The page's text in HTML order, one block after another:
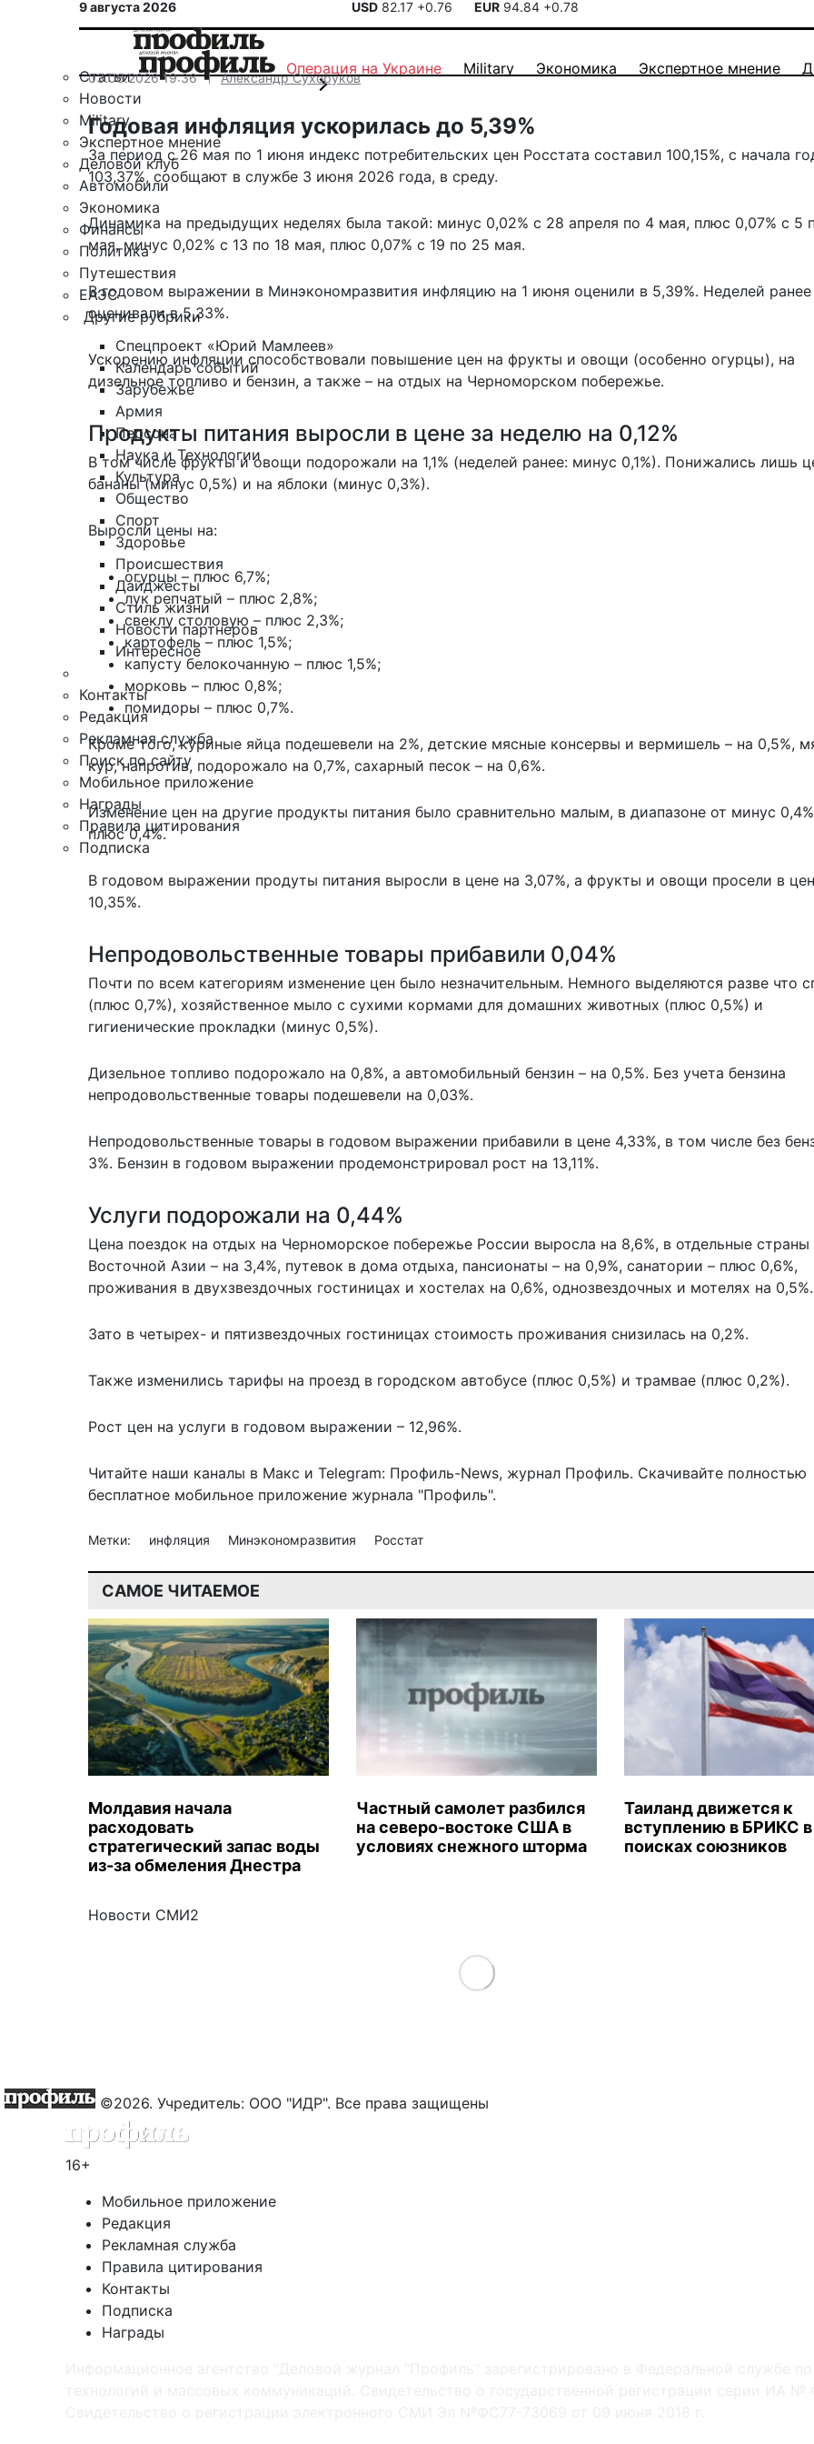
9 августа 2026 USD 82.17 +0.76 EUR 94.84 +0.78
Статьи
Новости
Military
Экспертное мнение
Деловой клуб
Автомобили
Экономика
Финансы
Политика
Путешествия
ЕАЭС
Другие рубрики
Спецпроект «Юрий Мамлеев»
Календарь событий
Зарубежье
Армия
Персона
Наука и Технологии
Культура
Общество
Спорт
Здоровье
Происшествия
Дайджесты
Стиль жизни
Новости партнеров
Интересное
Контакты
Редакция
Рекламная служба
Поиск по сайту
Мобильное приложение
Награды
Правила цитирования
Подписка
Операция на Украине Military Экономика Экспертное мнение
03.06.2026 19:36 Александр Сухоруков
Годовая инфляция ускорилась до 5,39%
За период с 26 мая по 1 июня индекс потребительских цен Росстата составил 100,15%, с начала
103,37%, сообщают в службе 3 июня 2026 года, в среду.
Динамика на предыдущих неделях была такой: минус 0,02% с 28 апреля по 4 мая, плюс 0,07% с 5
мая, минус 0,02% с 13 по 18 мая, плюс 0,07% с 19 по 25 мая.
В годовом выражении в Минэкономразвития инфляцию на 1 июня оценили в 5,39%. Неделей
оценивали в 5,33%.
Ускорению инфляции способствовали повышение цен на фрукты и овощи (особенно огурцы), на
дизельное топливо и бензин, а также – на отдых на Черноморском побережье.
Продукты питания выросли в цене за неделю на 0,12%
В том числе фрукты и овощи подорожали на 1,1% (неделей ранее: минус 0,1%). Понижались лишь
бананы (минус 0,5%) и на яблоки (минус 0,3%).
Выросли цены на:
огурцы – плюс 6,7%;
лук репчатый – плюс 2,8%;
свеклу столовую – плюс 2,3%;
картофель – плюс 1,5%;
капусту белокочанную – плюс 1,5%;
морковь – плюс 0,8%;
помидоры – плюс 0,7%.
Кроме того, куриные яйца подешевели на 2%, детские мясные консервы и вермишель – на 0,5%,
кур, напротив, подорожало на 0,7%, сахарный песок – на 0,6%.
Изменение цен на другие продукты питания было сравнительно малым, в диапазоне от минус
плюс 0,4%.
В годовом выражении продуты питания выросли в цене на 3,07%, а фрукты и овощи просели в
10,35%.
Непродовольственные товары прибавили 0,04%
Почти по всем категориям изменение цен было незначительным. Немного выделяются разве что
(плюс 0,7%), хозяйственное мыло с сухими кормами для домашних животных (плюс 0,5%) и
гигиенические прокладки (минус 0,5%).
Дизельное топливо подорожало на 0,8%, а автомобильный бензин – на 0,5%. Без учета бензина
непродовольственные товары подешевели на 0,03%.
Непродовольственные товары в годовом выражении прибавили в цене 4,33%, в том числе без
3%. Бензин в годовом выражении продемонстрировал рост на 13,11%.
Услуги подорожали на 0,44%
Цена поездок на отдых на Черноморское побережье России выросла на 8,6%, в отдельные
Восточной Азии – на 3,4%, путевок в дома отдыха, пансионаты – на 0,9%, санатории – плюс 0,6%,
проживания в двухзвездочных гостиницах и хостелах на 0,6%, однозвездочных и мотелях на 0,5%.
Зато в четырех- и пятизвездочных гостиницах стоимость проживания снизилась на 0,2%.
Также изменились тарифы на проезд в городском автобусе (плюс 0,5%) и трамвае (плюс 0,2%).
Рост цен на услуги в годовом выражении – 12,96%.
Читайте наши каналы в Макс и Telegram: Профиль-News, журнал Профиль. Скачивайте полностью
бесплатное мобильное приложение журнала "Профиль".
Метки: инфляция Минэкономразвития Росстат
САМОЕ ЧИТАЕМОЕ
Молдавия начала
расходовать
стратегический запас воды
из-за обмеления Днестра
Частный самолет разбился
на северо-востоке США в
условиях снежного шторма
Таиланд движется к
вступлению в БРИКС в
поисках союзников
Новости СМИ2
Load More
©2026. Учредитель: ООО "ИДР". Все права защищены
16+
Мобильное приложение
Редакция
Рекламная служба
Правила цитирования
Контакты
Подписка
Награды